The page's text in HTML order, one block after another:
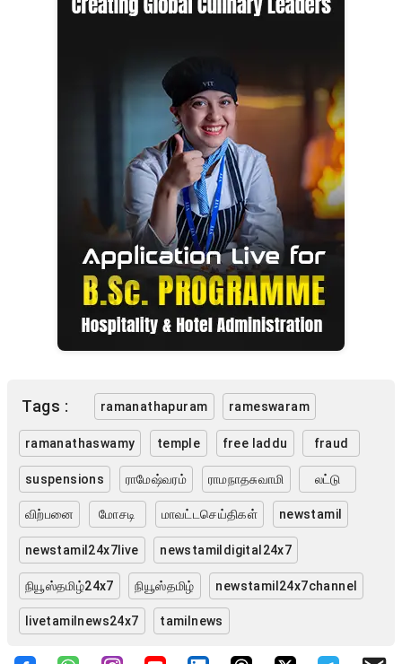
Tags : ramanathapuram rameswaram
ramanathaswamy temple free laddu fraud
suspensions ராமேஷ்வரம் ராமநாதசுவாமி லட்டு
விற்பனை மோசடி மாவட்டசெய்திகள் newstamil
newstamil24x7live newstamildigital24x7
நியூஸ்தமிழ்24x7 நியூஸ்தமிழ் newstamil24x7channel
livetamilnews24x7 tamilnews